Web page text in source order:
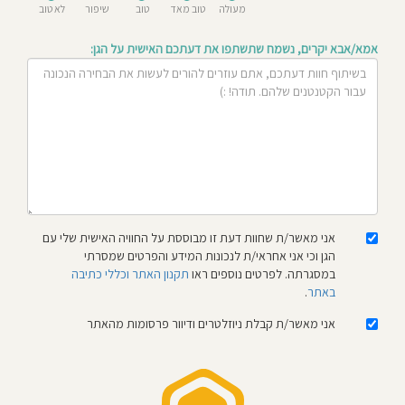
מעולה טוב מאד טוב
שיפור
לא טוב
אמא/אבא יקרים, נשמח שתשתפו את דעתכם האישית על הגן:
אני מאשר/ת שחוות דעת זו מבוססת על החוויה האישית שלי עם
הגן וכי אני אחראי/ת לנכונות המידע והפרטים שמסרתי
במסגרתה. לפרטים נוספים ראו תקנון האתר וכללי כתיבה
באתר.
אני מאשר/ת קבלת ניוזלטרים ודיוור פרסומות מהאתר